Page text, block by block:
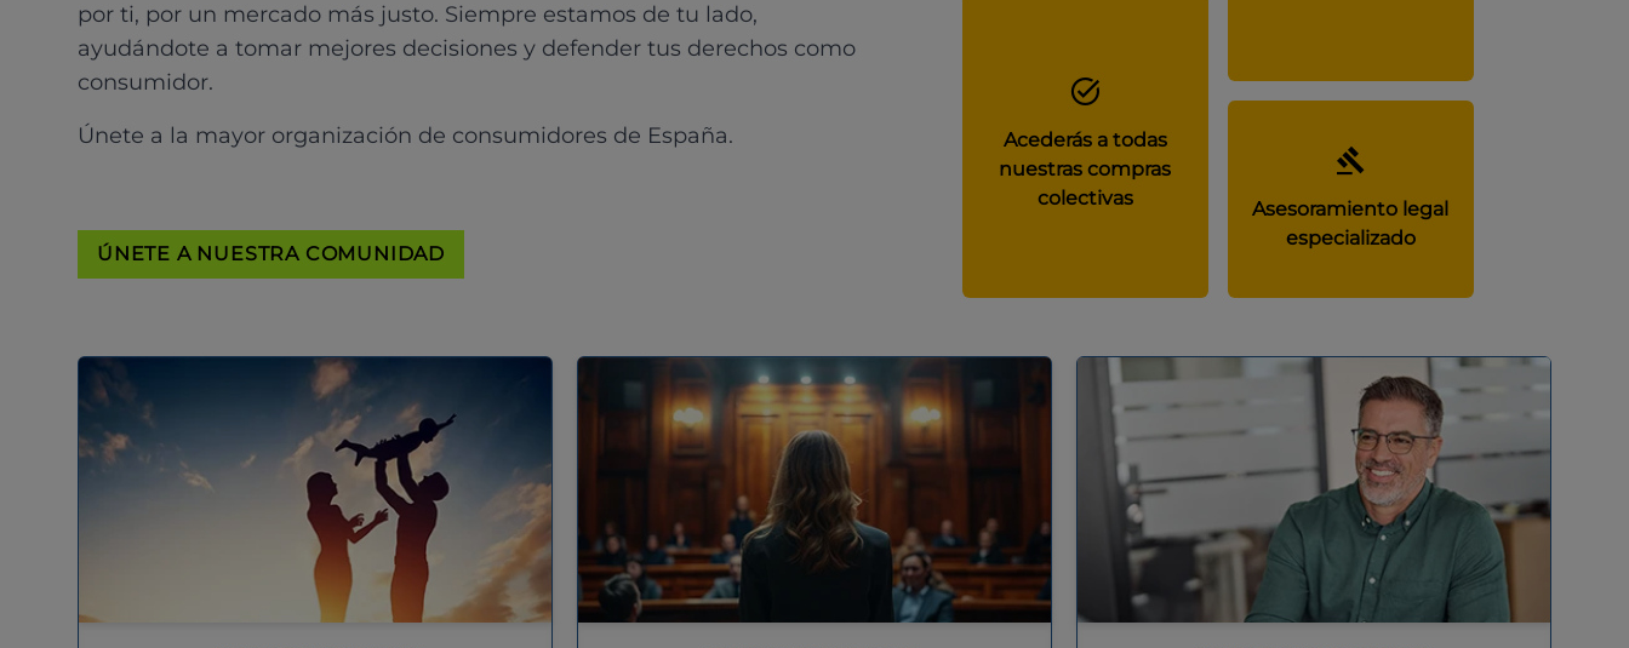
por ti, por un mercado más justo. Siempre estamos de tu lado,
ayudándote a tomar mejores decisiones y defender tus derechos como
consumidor.
Únete a la mayor organización de consumidores de España.
ÚNETE A NUESTRA COMUNIDAD
Acederás a todas
nuestras compras
colectivas
Asesoramiento legal
especializado